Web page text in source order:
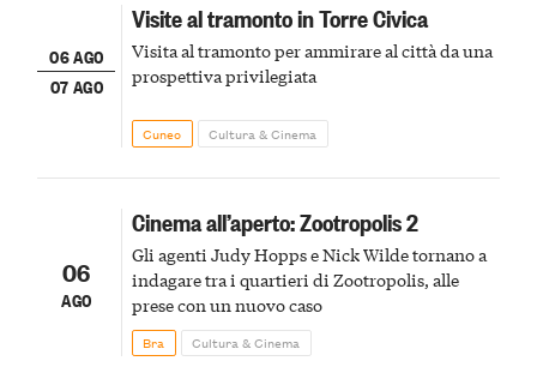
06 AGO
07 AGO
Visite al tramonto in Torre Civica
Visita al tramonto per ammirare al città da una
prospettiva privilegiata
Cuneo Cultura & Cinema
06
AGO
Cinema all’aperto: Zootropolis 2
Gli agenti Judy Hopps e Nick Wilde tornano a
indagare tra i quartieri di Zootropolis, alle
prese con un nuovo caso
Bra Cultura & Cinema